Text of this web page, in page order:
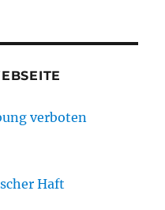
verboten
Haft